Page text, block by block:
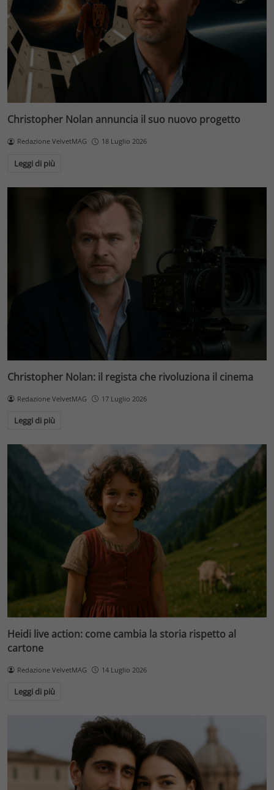
Christopher Nolan annuncia il suo nuovo progetto
Redazione VelvetMAG 18 Luglio 2026
Leggi di più
Christopher Nolan: il regista che rivoluziona il cinema
Redazione VelvetMAG 17 Luglio 2026
Leggi di più
Heidi live action: come cambia la storia rispetto al
cartone
Redazione VelvetMAG 14 Luglio 2026
Leggi di più